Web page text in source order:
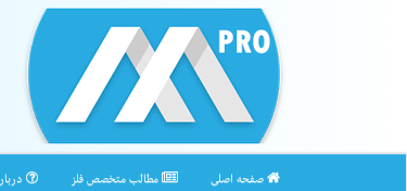
صفحه اصلی مطالب متخصص فلز